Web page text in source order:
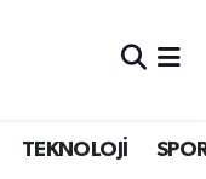
TEKNOLOJİ